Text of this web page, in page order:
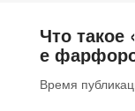
Что такое
е
Время